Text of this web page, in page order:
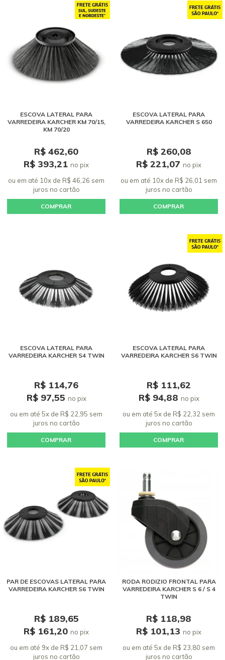
ESCOVA LATERAL PARA
VARREDEIRA KARCHER KM 70/15,
KM 70/20
R$ 462,60
R$ 393,21 no pix
ou em até 10x de R$ 46,26 sem
juros no cartão
COMPRAR
ESCOVA LATERAL PARA
VARREDEIRA KARCHER S 650
R$ 260,08
R$ 221,07 no pix
ou em até 10x de R$ 26,01 sem
juros no cartão
COMPRAR
ESCOVA LATERAL PARA
VARREDEIRA KARCHER S4 TWIN
R$ 114,76
R$ 97,55 no pix
ou em até 5x de R$ 22,95 sem
juros no cartão
COMPRAR
ESCOVA LATERAL PARA
VARREDEIRA KARCHER S6 TWIN
R$ 111,62
R$ 94,88 no pix
ou em até 5x de R$ 22,32 sem
juros no cartão
COMPRAR
PAR DE ESCOVAS LATERAL PARA
VARREDEIRA KARCHER S6 TWIN
R$ 189,65
R$ 161,20 no pix
ou em até 9x de R$ 21,07 sem
juros no cartão
RODA RODIZIO FRONTAL PARA
VARREDEIRA KARCHER S 6 / S 4
TWIN
R$ 118,98
R$ 101,13 no pix
ou em até 5x de R$ 23,80 sem
juros no cartão